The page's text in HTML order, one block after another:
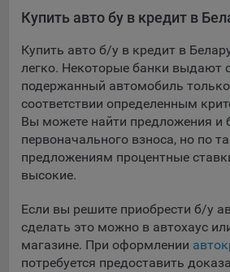
составить представление о
сайта в целом. Общество использует
анализа трафика на сайтах.
9.5. Файлы cookie, применяемые для
аудитории и в рекламных целях,
Google Analytics.
Технические/Функциональные,
Необходимые для функционирования
платформ «Google Analytics»,
передаются третьим лицам, часть из
время пользования сайтом;
Остальные - не более года.
Купить авто бу в кредит в
Купить авто б/у в кредит в
легко. Некоторые банки выдают
подержанный автомобиль
соответствии определенным
Вы можете найти предложения и
первоначального взноса, но по
предложениям процентные
высокие.
Если вы решите приобрести б/у
сделать это можно в автохаус
магазине. При оформлении
потребуется предоставить